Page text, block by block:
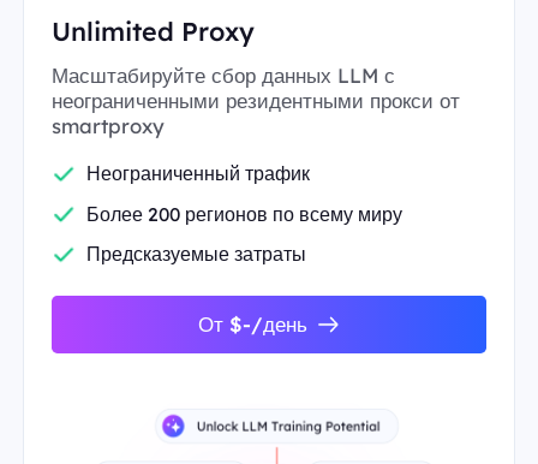
Unlimited Proxy
Масштабируйте сбор данных LLM с
неограниченными резидентными прокси от
smartproxy
Неограниченный трафик
Более 200 регионов по всему миру
Предсказуемые затраты
От $-/день